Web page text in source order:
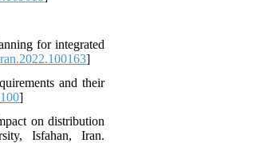
for integrated
]
and their
]
on distribution
Isfahan, Iran.